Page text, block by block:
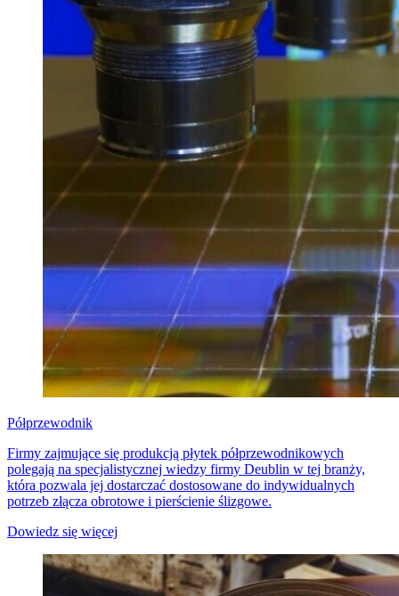
Półprzewodnik
Firmy zajmujące się produkcją płytek półprzewodnikowych
polegają na specjalistycznej wiedzy firmy Deublin w tej branży,
która pozwala jej dostarczać dostosowane do indywidualnych
potrzeb złącza obrotowe i pierścienie ślizgowe.
Dowiedz się więcej